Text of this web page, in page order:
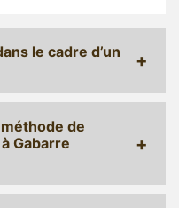
le cadre d’un
de
Gabarre